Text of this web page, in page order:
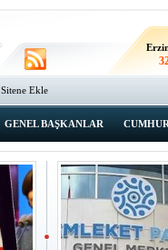
Sitene Ekle
GENEL BAŞKANLAR